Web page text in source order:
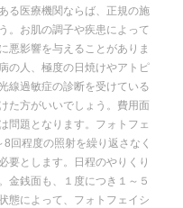
る医療機関ならば、正規の施
。お肌の調子や疾患によって
悪影響を与えることがありま
の人、極度の日焼けやアトピ
線過敏症の診断を受けている
た方がいいでしょう。費用面
問題となります。フォトフェ
回程度の照射を繰り返さなく
要とします。日程のやりくり
金銭面も、１度につき１～５
態によって、フォトフェイシ